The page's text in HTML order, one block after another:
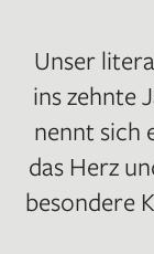
Unser
ins zehnte
nennt sich
das Herz
besondere